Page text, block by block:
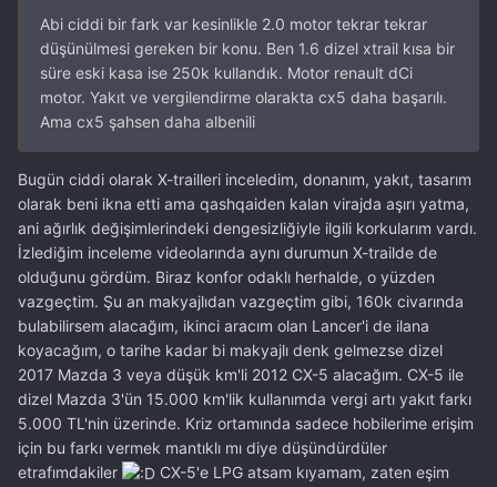
Abi ciddi bir fark var kesinlikle 2.0 motor tekrar tekrar
düşünülmesi gereken bir konu. Ben 1.6 dizel xtrail kısa bir
süre eski kasa ise 250k kullandık. Motor renault dCi
motor. Yakıt ve vergilendirme olarakta cx5 daha başarılı.
Ama cx5 şahsen daha albenili
Bugün ciddi olarak X-trailleri inceledim, donanım, yakıt, tasarım
olarak beni ikna etti ama qashqaiden kalan virajda aşırı yatma,
ani ağırlık değişimlerindeki dengesizliğiyle ilgili korkularım vardı.
İzlediğim inceleme videolarında aynı durumun X-trailde de
olduğunu gördüm. Biraz konfor odaklı herhalde, o yüzden
vazgeçtim. Şu an makyajlıdan vazgeçtim gibi, 160k civarında
bulabilirsem alacağım, ikinci aracım olan Lancer'i de ilana
koyacağım, o tarihe kadar bi makyajlı denk gelmezse dizel
2017 Mazda 3 veya düşük km'li 2012 CX-5 alacağım. CX-5 ile
dizel Mazda 3'ün 15.000 km'lik kullanımda vergi artı yakıt farkı
5.000 TL'nin üzerinde. Kriz ortamında sadece hobilerime erişim
için bu farkı vermek mantıklı mı diye düşündürdüler
etrafımdakiler
CX-5'e LPG atsam kıyamam, zaten eşim